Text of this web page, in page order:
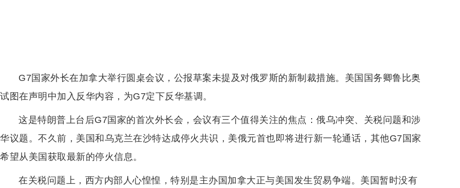
G7国家外长在加拿大举行圆桌会议，公报草案未提及对俄罗斯的新制裁措施。美国国务卿鲁比奥
试图在声明中加入反华内容，为G7定下反华基调。
这是特朗普上台后G7国家的首次外长会，会议有三个值得关注的焦点：俄乌冲突、关税问题和涉
华议题。不久前，美国和乌克兰在沙特达成停火共识，美俄元首也即将进行新一轮通话，其他G7国家
希望从美国获取最新的停火信息。
在关税问题上，西方内部人心惶惶，特别是主办国加拿大正与美国发生贸易争端。美国暂时没有